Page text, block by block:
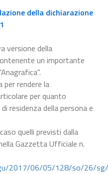
della dichiarazione
versione della
un importante
rendere la
per quanto
residenza della persona e
quelli previsti dalla
Gazzetta Ufficiale n.
2017/06/05/128/so/26/